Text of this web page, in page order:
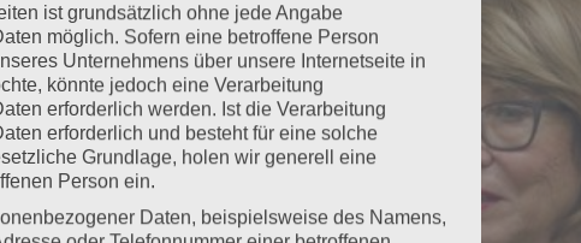
ist grundsätzlich ohne jede Angabe
möglich. Sofern eine betroffene Person
Unternehmens über unsere Internetseite in
könnte jedoch eine Verarbeitung
erforderlich werden. Ist die Verarbeitung
erforderlich und besteht für eine solche
Grundlage, holen wir generell eine
Person ein.
Daten, beispielsweise des Namens,